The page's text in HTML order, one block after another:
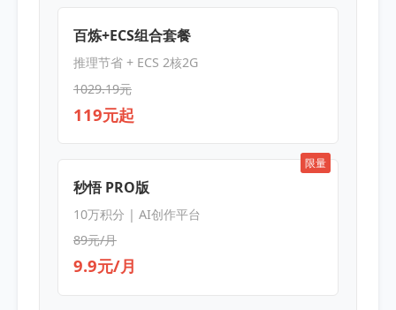
百炼+ECS组合套餐
推理节省 + ECS 2核2G
1029.19元
119元起
限量
秒悟 PRO版
10万积分 | AI创作平台
89元/月
9.9元/月